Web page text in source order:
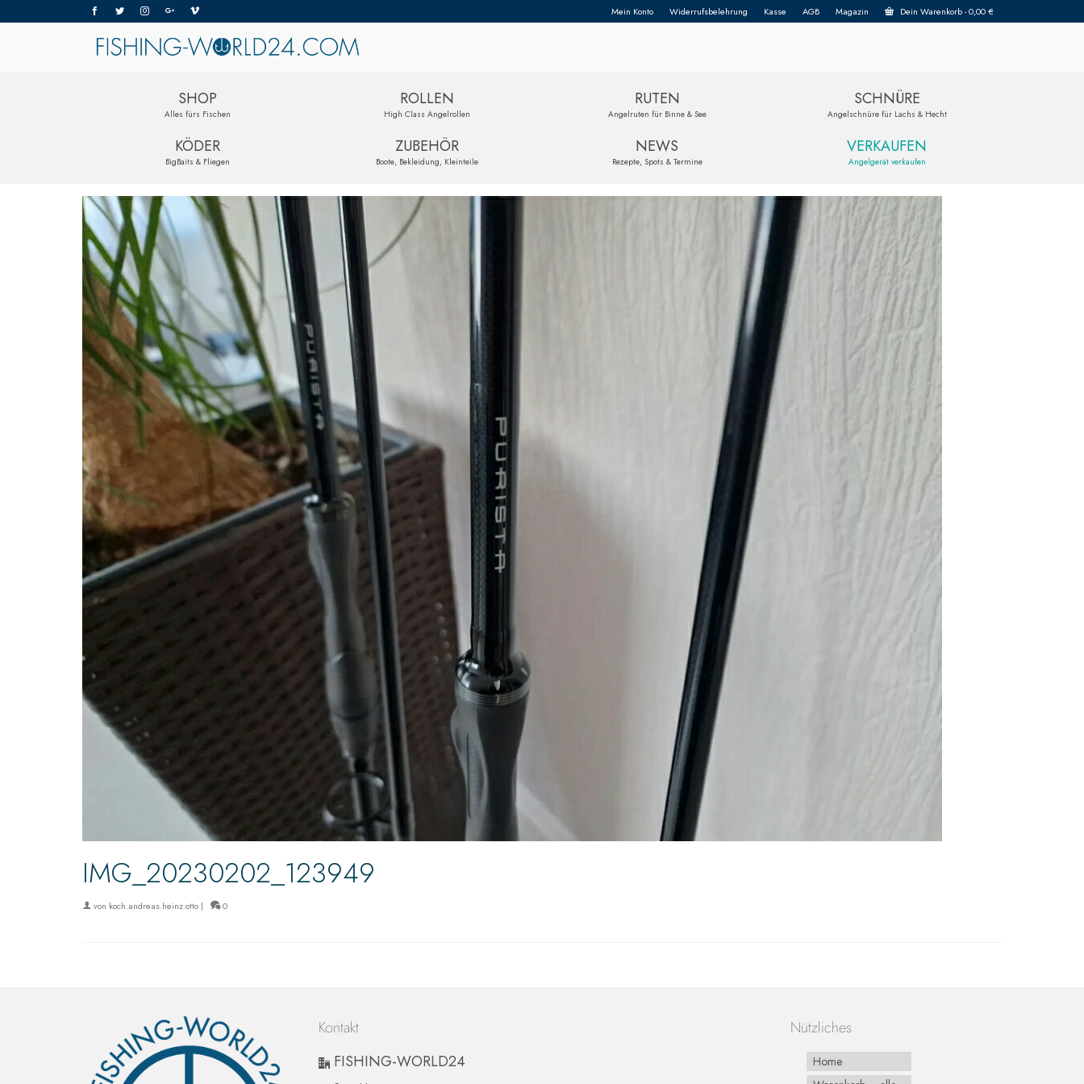
Mein Konto Widerrufsbelehrung Kasse AGB Magazin Dein Warenkorb-0,00€
SHOP
Alles fürs Fischen
ROLLEN
High Class Angelrollen
RUTEN
Angelruten für Binne & See
SCHNÜRE
Angelschnüre für Lachs & Hecht
KÖDER
BigBaits & Fliegen
ZUBEHÖR
Boote, Bekleidung, Kleinteile
NEWS
Rezepte, Spots & Termine
VERKAUFEN
Angelgerät verkaufen
IMG_20230202_123949
von koch.andreas.heinz.otto | 0
Kontakt
FISHING-WORLD24
Nützliches
Home